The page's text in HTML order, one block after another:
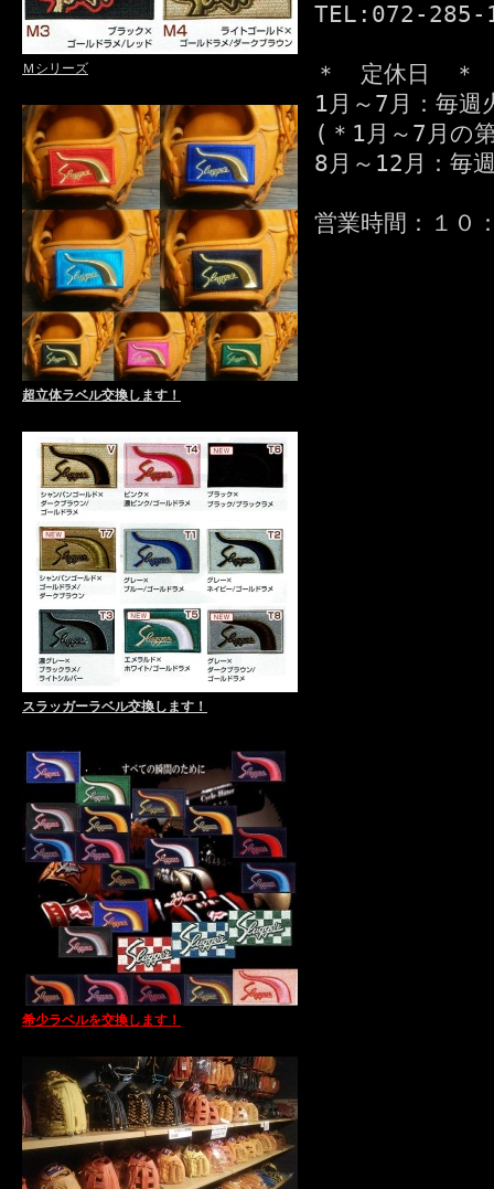
Ｍシリーズ
超立体ラベル交換します！
スラッガーラベル交換します！
希少ラベルを交換します！
TEL:072-285-
＊ 定休日 ＊
1月～7月：毎
(＊1月～7月の
8月～12月：毎
営業時間：１０